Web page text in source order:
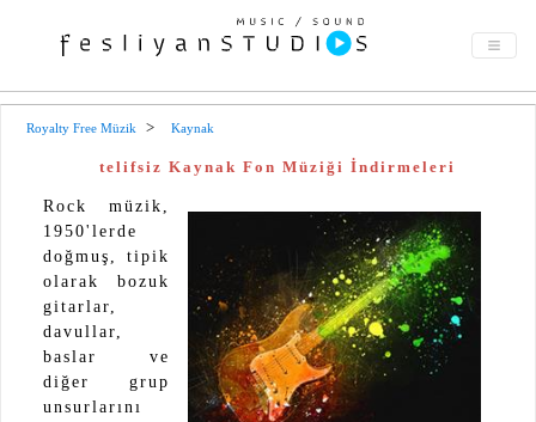
Royalty Free Müzik Kaynak
telifsiz Kaynak Fon Müziği İndirmeleri
Rock müzik,
1950'lerde
doğmuş, tipik
olarak bozuk
gitarlar,
davullar,
baslar ve
diğer grup
unsurlarını